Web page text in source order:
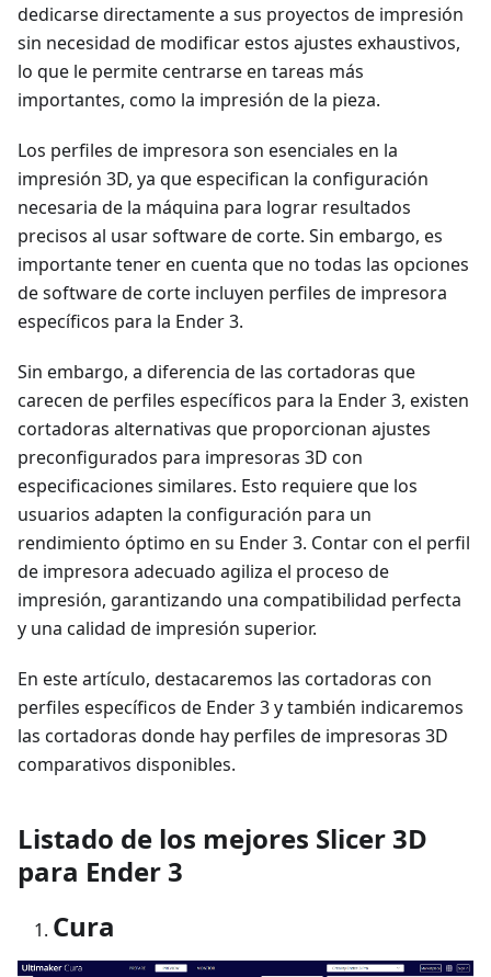
dedicarse directamente a sus proyectos de impresión
sin necesidad de modificar estos ajustes exhaustivos,
lo que le permite centrarse en tareas más
importantes, como la impresión de la pieza.
Los perfiles de impresora son esenciales en la
impresión 3D, ya que especifican la configuración
necesaria de la máquina para lograr resultados
precisos al usar software de corte. Sin embargo, es
importante tener en cuenta que no todas las opciones
de software de corte incluyen perfiles de impresora
específicos para la Ender 3.
Sin embargo, a diferencia de las cortadoras que
carecen de perfiles específicos para la Ender 3, existen
cortadoras alternativas que proporcionan ajustes
preconfigurados para impresoras 3D con
especificaciones similares. Esto requiere que los
usuarios adapten la configuración para un
rendimiento óptimo en su Ender 3. Contar con el perfil
de impresora adecuado agiliza el proceso de
impresión, garantizando una compatibilidad perfecta
y una calidad de impresión superior.
En este artículo, destacaremos las cortadoras con
perfiles específicos de Ender 3 y también indicaremos
las cortadoras donde hay perfiles de impresoras 3D
comparativos disponibles.
Listado de los mejores Slicer 3D
para Ender 3
Cura